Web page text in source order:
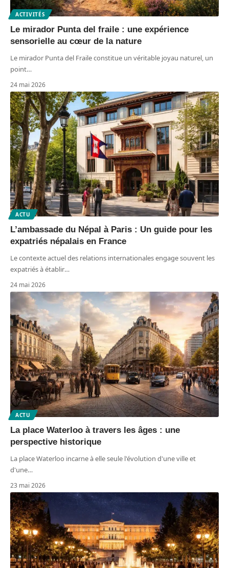
ACTIVITÉS
Le mirador Punta del fraile : une expérience
sensorielle au cœur de la nature
Le mirador Punta del Fraile constitue un véritable joyau naturel, un
point…
24 mai 2026
ACTU
L’ambassade du Népal à Paris : Un guide pour les
expatriés népalais en France
Le contexte actuel des relations internationales engage souvent les
expatriés à établir…
24 mai 2026
ACTU
La place Waterloo à travers les âges : une
perspective historique
La place Waterloo incarne à elle seule l'évolution d'une ville et
d'une…
23 mai 2026